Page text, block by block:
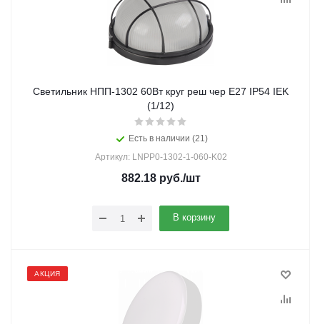
Светильник НПП-1302 60Вт круг реш чер Е27 IP54 IEK
(1/12)
Есть в наличии (21)
Артикул: LNPP0-1302-1-060-K02
882.18руб./шт
В корзину
АКЦИЯ